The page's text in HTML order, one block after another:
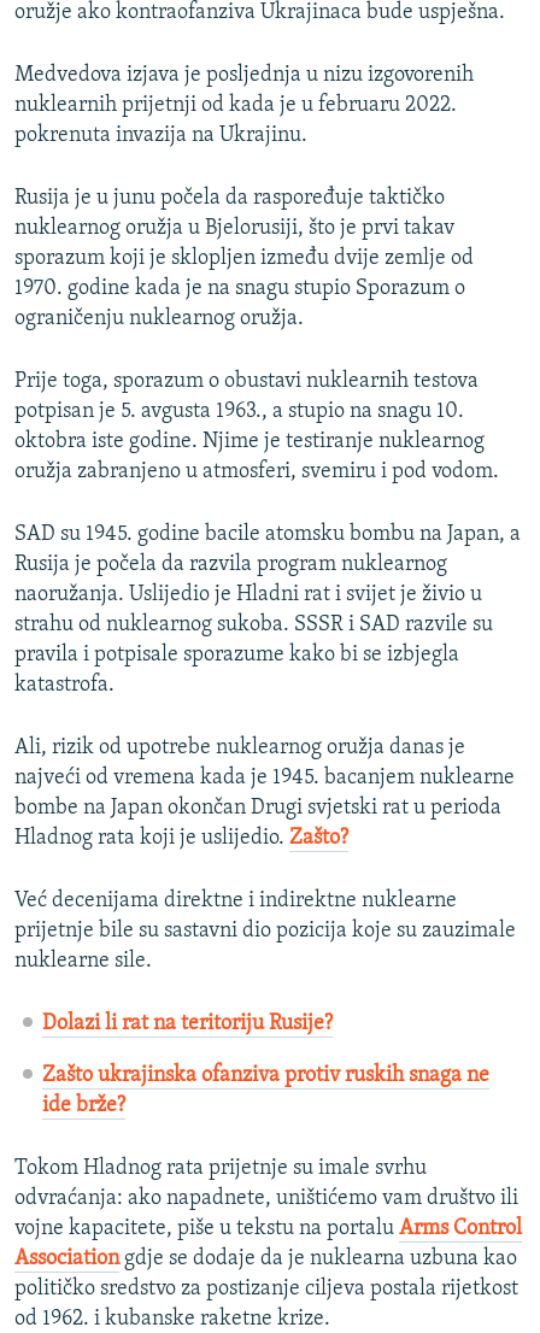
SVE KARTE DEJTONA
NASTANAK I RASPAD JUGOSLAVIJE
oružje ako kontraofanziva Ukrajinaca bude uspješna.
Medvedova izjava je posljednja u nizu izgovorenih
nuklearnih prijetnji od kada je u februaru 2022.
pokrenuta invazija na Ukrajinu.
Rusija je u junu počela da raspoređuje taktičko
nuklearnog oružja u Bjelorusiji, što je prvi takav
sporazum koji je sklopljen između dvije zemlje od
1970. godine kada je na snagu stupio Sporazum o
ograničenju nuklearnog oružja.
Prije toga, sporazum o obustavi nuklearnih testova
potpisan je 5. avgusta 1963., a stupio na snagu 10.
oktobra iste godine. Njime je testiranje nuklearnog
oružja zabranjeno u atmosferi, svemiru i pod vodom.
SAD su 1945. godine bacile atomsku bombu na Japan, a
Rusija je počela da razvila program nuklearnog
naoružanja. Uslijedio je Hladni rat i svijet je živio u
strahu od nuklearnog sukoba. SSSR i SAD razvile su
pravila i potpisale sporazume kako bi se izbjegla
katastrofa.
Ali, rizik od upotrebe nuklearnog oružja danas je
najveći od vremena kada je 1945. bacanjem nuklearne
bombe na Japan okončan Drugi svjetski rat u perioda
Hladnog rata koji je uslijedio. Zašto?
Već decenijama direktne i indirektne nuklearne
prijetnje bile su sastavni dio pozicija koje su zauzimale
nuklearne sile.
Dolazi li rat na teritoriju Rusije?
Zašto ukrajinska ofanziva protiv ruskih snaga ne
ide brže?
Tokom Hladnog rata prijetnje su imale svrhu
odvraćanja: ako napadnete, uništićemo vam društvo ili
vojne kapacitete, piše u tekstu na portalu Arms Control
Associationgdje se dodaje da je nuklearna uzbuna kao
političko sredstvo za postizanje ciljeva postala rijetkost
od 1962. i kubanske raketne krize.